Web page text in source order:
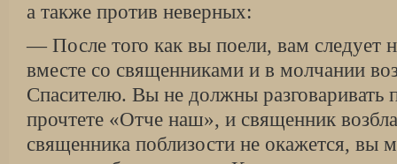
а также против неверных:
— После того как вы поели, вам следует
вместе со священниками и в молчании
Спасителю. Вы не должны разговаривать
прочтете «Отче наш», и священник
священника поблизости не окажется, вы